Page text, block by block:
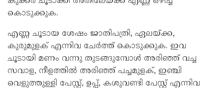
കൊടുക്കുക.
എണ്ണ ചൂടായ ശേഷം ജാതിപത്രി, ഏലയ്ക്ക,
കുരുമുളക് എന്നിവ ചേർത്ത് കൊടുക്കുക. ഇവ
ചൂടായി മണം വന്നു തുടങ്ങുമ്പോൾ അരിഞ്ഞ് വച്ച
സവാള, നീളത്തിൽ അരിഞ്ഞ് പച്ചമുളക്, ഇഞ്ചി
വെളുത്തുള്ളി പേസ്റ്റ്, ഉപ്പ്, കശുവണ്ടി പേസ്റ്റ് എന്നിവ